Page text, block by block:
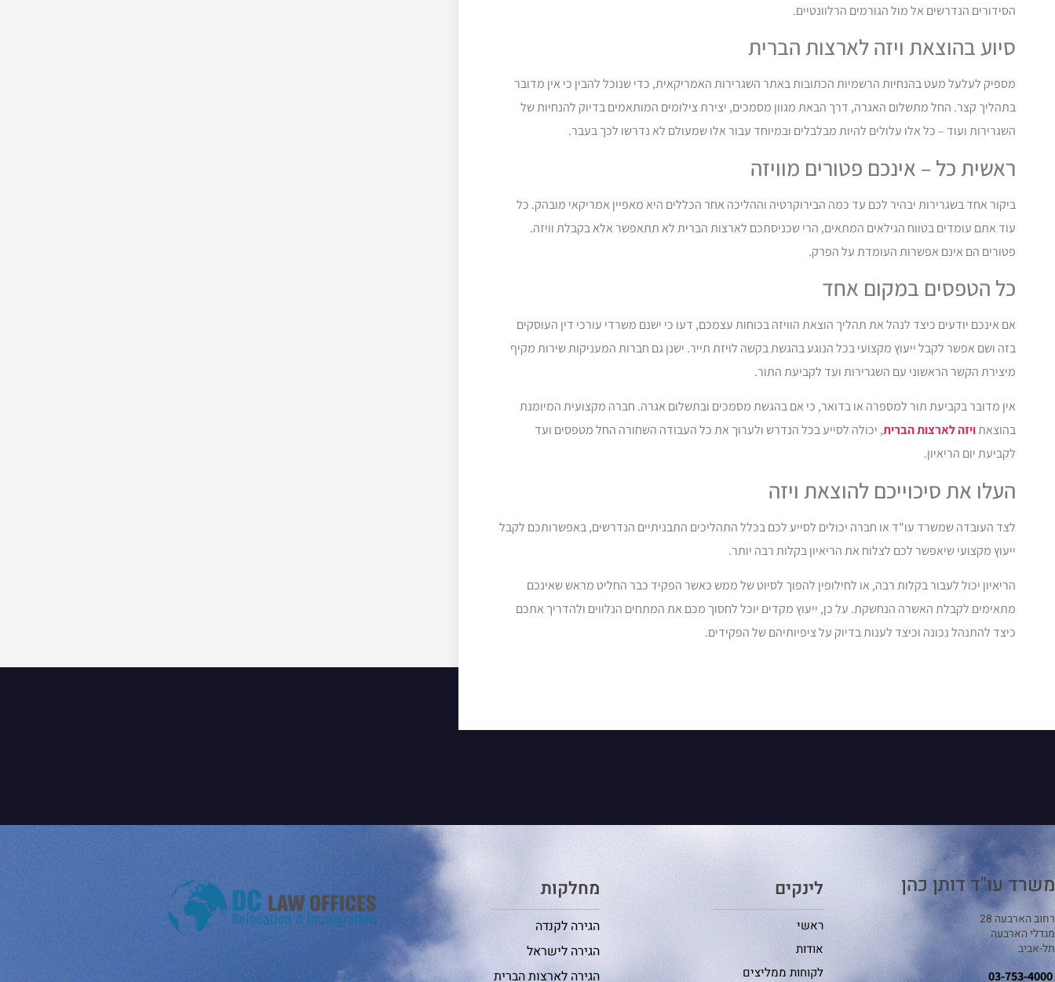
הסידורים הנדרשים אל מול הגורמים הרלוונטיים.
סיוע בהוצאת ויזה לארצות הברית
מספיק לעלעל מעט בהנחיות הרשמיות הכתובות באתר השגרירות האמריקאית, כדי שנוכל להבין כי אין מדובר
בתהליך קצר. החל מתשלום האגרה, דרך הבאת מגוון מסמכים, יצירת צילומים המותאמים בדיוק להנחיות של
השגרירות ועוד – כל אלו עלולים להיות מבלבלים ובמיוחד עבור אלו שמעולם לא נדרשו לכך בעבר.
ראשית כל – אינכם פטורים מוויזה
ביקור אחד בשגרירות יבהיר לכם עד כמה הבירוקרטיה וההליכה אחר הכללים היא מאפיין אמריקאי מובהק. כל
עוד אתם עומדים בטווח הגילאים המתאים, הרי שכניסתכם לארצות הברית לא תתאפשר אלא בקבלת וויזה.
פטורים הם אינם אפשרות העומדת על הפרק.
כל הטפסים במקום אחד
אם אינכם יודעים כיצד לנהל את תהליך הוצאת הוויזה בכוחות עצמכם, דעו כי ישנם משרדי עורכי דין העוסקים
בזה ושם אפשר לקבל ייעוץ מקצועי בכל הנוגע בהגשת בקשה לויזת תייר. ישנן גם חברות המעניקות שירות מקיף
מיצירת הקשר הראשוני עם השגרירות ועד לקביעת התור.
אין מדובר בקביעת תור למספרה או בדואר, כי אם בהגשת מסמכים ובתשלום אגרה. חברה מקצועית המיומנת
בהוצאתויזה לארצות הברית, יכולה לסייע בכל הנדרש ולערוך את כל העבודה השחורה החל מטפסים ועד
לקביעת יום הריאיון.
העלו את סיכוייכם להוצאת ויזה
לצד העובדה שמשרד עו"ד או חברה יכולים לסייע לכם בכלל התהליכים התבניתיים הנדרשים, באפשרותכם לקבל
ייעוץ מקצועי שיאפשר לכם לצלוח את הריאיון בקלות רבה יותר.
הריאיון יכול לעבור בקלות רבה, או לחילופין להפוך לסיוט של ממש כאשר הפקיד כבר החליט מראש שאינכם
מתאימים לקבלת האשרה הנחשקת. על כן, ייעוץ מקדים יוכל לחסוך מכם את המתחים הנלווים ולהדריך אתכם
כיצד להתנהל נכונה וכיצד לענות בדיוק על ציפיותיהם של הפקידים.
משרד עו"ד דותן כהן
רחוב הארבעה 28
מגדלי הארבעה
תל-אביב
03-753-4000
לינקים
ראשי
אודות
לקוחות ממליצים
מחלקות
הגירה לקנדה
הגירה לישראל
הגירה לארצות הברית